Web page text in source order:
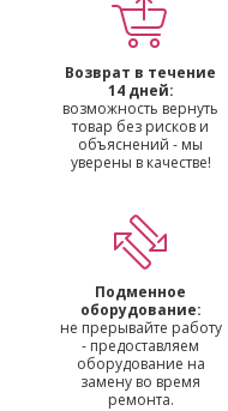
Возврат в течение
14 дней:
возможность вернуть
товар без рисков и
объяснений - мы
уверены в качестве!
Подменное
оборудование:
не прерывайте работу
- предоставляем
оборудование на
замену во время
ремонта.